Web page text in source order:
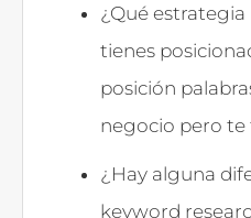
¿Qué
tienes
posición
negocio pero te
¿Hay alguna
keyword